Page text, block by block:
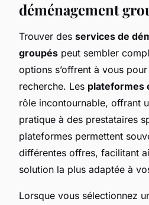
déménagement
Trouver des services de
groupés peut sembler
options s’offrent à vous
recherche. Les plateformes
rôle incontournable, offrant
pratique à des prestataires
plateformes permettent
différentes offres, facilitant
solution la plus adaptée à
Lorsque vous sélectionnez